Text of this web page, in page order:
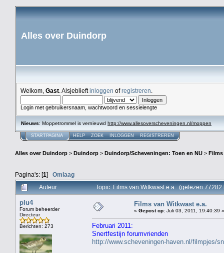
Alles over Duindorp
Welkom, Gast . Alsjeblieftinloggen ofregistreren
Login met gebruikersnaam, wachtwoord en sessielengte
Nieuws: Moppetrommel is vernieuwd http://www.allesoverscheveningen.nl/moppen
STARTPAGINA HELP ZOEK INLOGGEN REGISTREREN
Alles over Duindorp > Duindorp > Duindorp/Scheveningen: Toen en NU >
Pagina's: [1] Omlaag
Auteur
Topic: Films van Witkwast e.a. (gelezen 77282
plu4
Forum beheerder
Directeur
Berichten: 273
Films van Witkwast e.a.
« Gepost op: Juli 03, 2011, 19:40:39 »
Februari 2011:
Snertfestijn forumvrienden
http://www.scheveningen-haven.nl/filmpjes/